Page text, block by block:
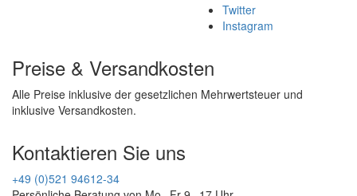
Twitter
Instagram
Preise & Versandkosten
Alle Preise inklusive der gesetzlichen Mehrwertsteuer und
inklusive Versandkosten.
Kontaktieren Sie uns
+49 (0)521 94612-34